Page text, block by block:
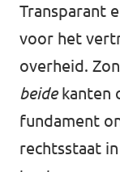
Transparant
voor het
overheid.
beide kanten
fundament
rechtsstaat